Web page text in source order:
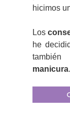
hicimos
Los
he
también
manicura